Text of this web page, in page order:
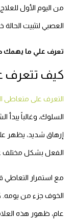
من اليوم الأول
العصبي لتثبيت
تعرف علي ما يهمك
كيف تتعرف
التعرف على متعاطى
السلوك، وغالباً
إرهاق شديد، يظهر
الفعل بشكل مختلف
مع استمرار التعاطي
الخوف جزء من يومه.
عام، ظهور هذه